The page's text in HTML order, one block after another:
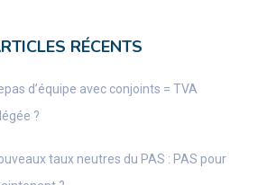
RÉCENTS
d’équipe avec conjoints = TVA
?
taux neutres du PAS : PAS pour